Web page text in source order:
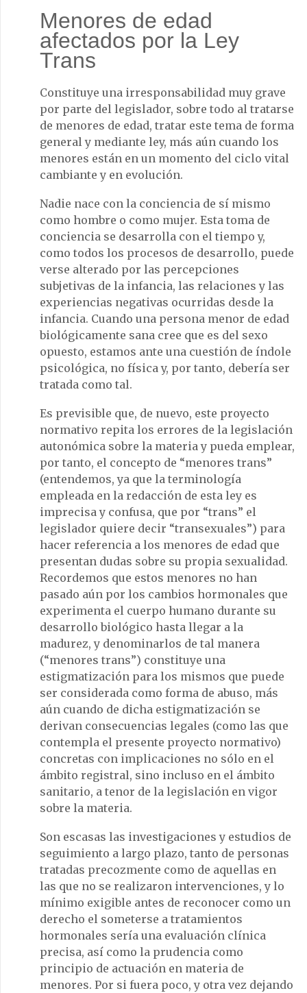
Menores de edad
afectados por la Ley
Trans
Constituye una irresponsabilidad muy grave
por parte del legislador, sobre todo al tratarse
de menores de edad, tratar este tema de forma
general y mediante ley, más aún cuando los
menores están en un momento del ciclo vital
cambiante y en evolución.
Nadie nace con la conciencia de sí mismo
como hombre o como mujer. Esta toma de
conciencia se desarrolla con el tiempo y,
como todos los procesos de desarrollo, puede
verse alterado por las percepciones
subjetivas de la infancia, las relaciones y las
experiencias negativas ocurridas desde la
infancia. Cuando una persona menor de edad
biológicamente sana cree que es del sexo
opuesto, estamos ante una cuestión de índole
psicológica, no física y, por tanto, debería ser
tratada como tal.
Es previsible que, de nuevo, este proyecto
normativo repita los errores de la legislación
autonómica sobre la materia y pueda emplear,
por tanto, el concepto de “menores trans”
(entendemos, ya que la terminología
empleada en la redacción de esta ley es
imprecisa y confusa, que por “trans” el
legislador quiere decir “transexuales”) para
hacer referencia a los menores de edad que
presentan dudas sobre su propia sexualidad.
Recordemos que estos menores no han
pasado aún por los cambios hormonales que
experimenta el cuerpo humano durante su
desarrollo biológico hasta llegar a la
madurez, y denominarlos de tal manera
(“menores trans”) constituye una
estigmatización para los mismos que puede
ser considerada como forma de abuso, más
aún cuando de dicha estigmatización se
derivan consecuencias legales (como las que
contempla el presente proyecto normativo)
concretas con implicaciones no sólo en el
ámbito registral, sino incluso en el ámbito
sanitario, a tenor de la legislación en vigor
sobre la materia.
Son escasas las investigaciones y estudios de
seguimiento a largo plazo, tanto de personas
tratadas precozmente como de aquellas en
las que no se realizaron intervenciones, y lo
mínimo exigible antes de reconocer como un
derecho el someterse a tratamientos
hormonales sería una evaluación clínica
precisa, así como la prudencia como
principio de actuación en materia de
menores. Por si fuera poco, y otra vez dejando